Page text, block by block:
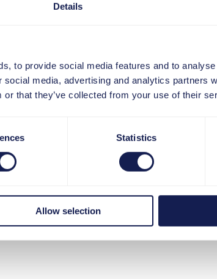
Details
to provide social media features and to
media, advertising and analytics partners
or that they’ve collected from your use of their
Statistics
Allow selection